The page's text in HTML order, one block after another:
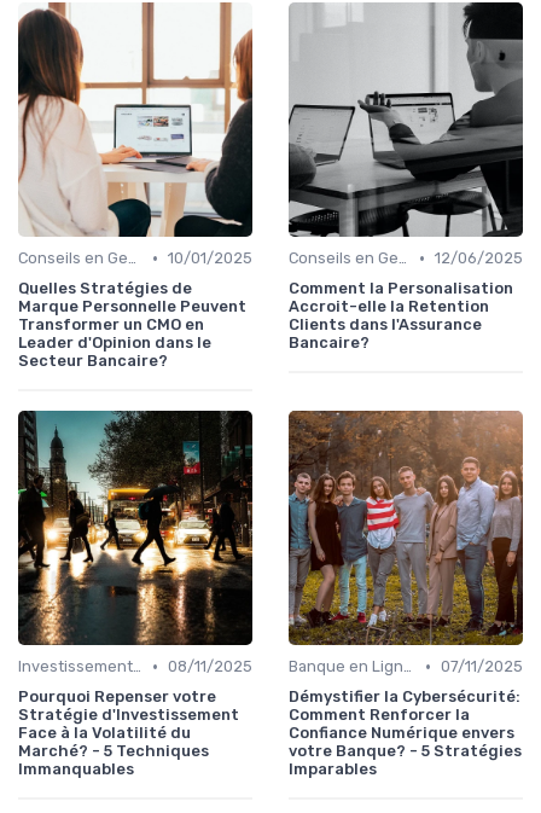
Conseils en Gestion de Patrimoine • 10/01/2025
Quelles Stratégies de
Marque Personnelle Peuvent
Transformer un CMO en
Leader d'Opinion dans le
Secteur Bancaire?
Conseils en Gestion de Patrimoine • 12/06/2025
Comment la Personalisation
Accroit-elle la Retention
Clients dans l'Assurance
Bancaire?
Investissements et Épargne Retraite • 08/11/2025
Pourquoi Repenser votre
Stratégie d'Investissement
Face à la Volatilité du
Marché? - 5 Techniques
Immanquables
Banque en Ligne et Mobile • 07/11/2025
Démystifier la Cybersécurité:
Comment Renforcer la
Confiance Numérique envers
votre Banque? - 5 Stratégies
Imparables